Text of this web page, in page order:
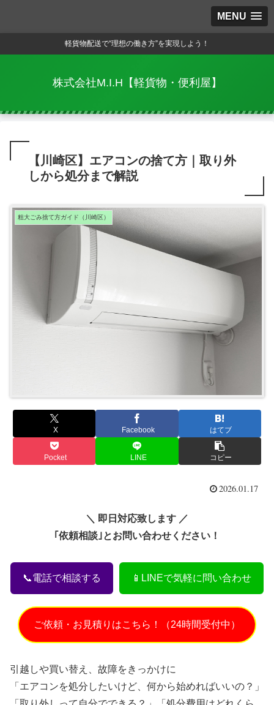
MENU
軽貨物配送で“理想の働き方”を実現しよう！
株式会社M.I.H【軽貨物・便利屋】
【川崎区】エアコンの捨て方｜取り外
しから処分まで解説
粗大ごみ捨て方ガイド（川崎区）
X Facebook はてブ
Pocket LINE コピー
2026.01.17
＼ 即日対応致します ／
｢依頼相談｣とお問い合わせください！
📞電話で相談する 📱LINEで気軽に問い合わせ
ご依頼・お見積りはこちら！（24時間受付中）
引越しや買い替え、故障をきっかけに
「エアコンを処分したいけど、何から始めればいいの？」